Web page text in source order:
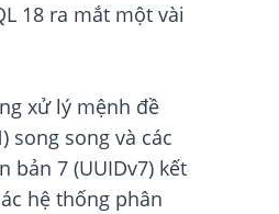
18 ra mắt một vài
xử lý mệnh đề
song song và các
bản 7 (UUIDv7) kết
hệ thống phân